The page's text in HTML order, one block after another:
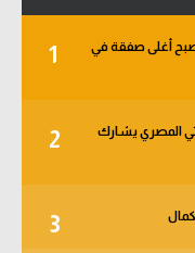
1
أغلى صفقة في
2
يبدأ من دور الـ 32.. والثلاثي المصري يشارك
3